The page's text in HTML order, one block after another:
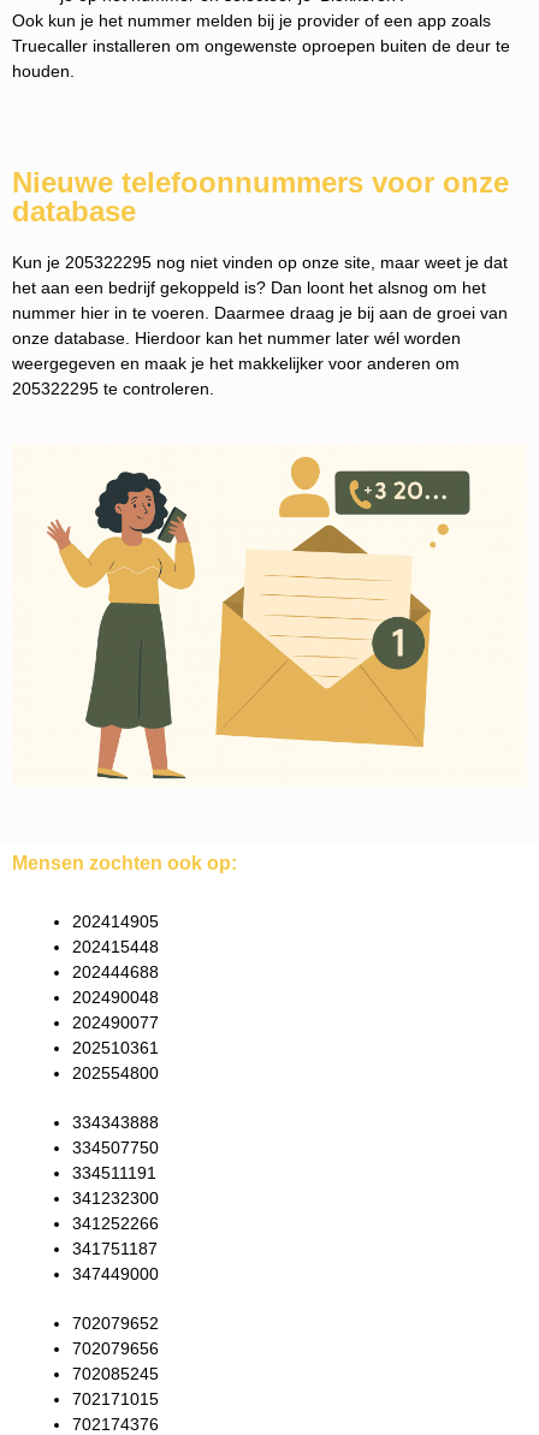
Ook kun je het nummer melden bij je provider of een app zoals
Truecaller installeren om ongewenste oproepen buiten de deur te
houden.
Nieuwe telefoonnummers voor onze
database
Kun je 205322295 nog niet vinden op onze site, maar weet je dat
het aan een bedrijf gekoppeld is? Dan loont het alsnog om het
nummer hier in te voeren. Daarmee draag je bij aan de groei van
onze database. Hierdoor kan het nummer later wél worden
weergegeven en maak je het makkelijker voor anderen om
205322295 te controleren.
Mensen zochten ook op:
202414905
202415448
202444688
202490048
202490077
202510361
202554800
334343888
334507750
334511191
341232300
341252266
341751187
347449000
702079652
702079656
702085245
702171015
702174376